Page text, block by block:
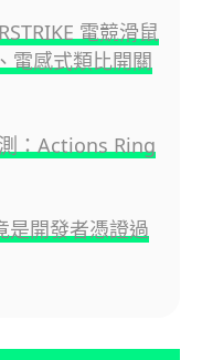
電競滑鼠
電感式類比開關
：Actions Ring
開發者憑證過